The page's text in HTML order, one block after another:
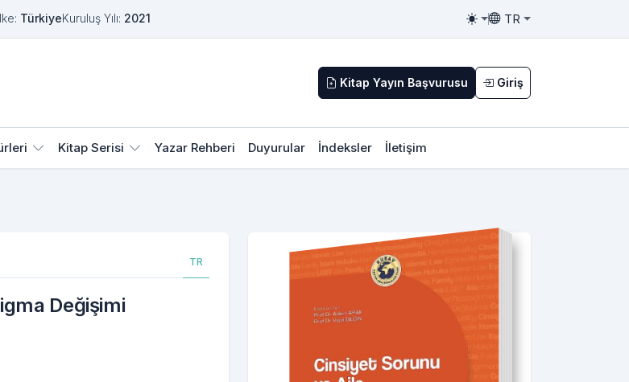
TürkiyeKuruluş Yılı: 2021
Toggle theme
TR
Toggle language
Kitap Yayın Başvurusu Giriş
Kitap Serisi Yazar Rehberi Duyurular İndeksler İletişim
TR
Değişimi